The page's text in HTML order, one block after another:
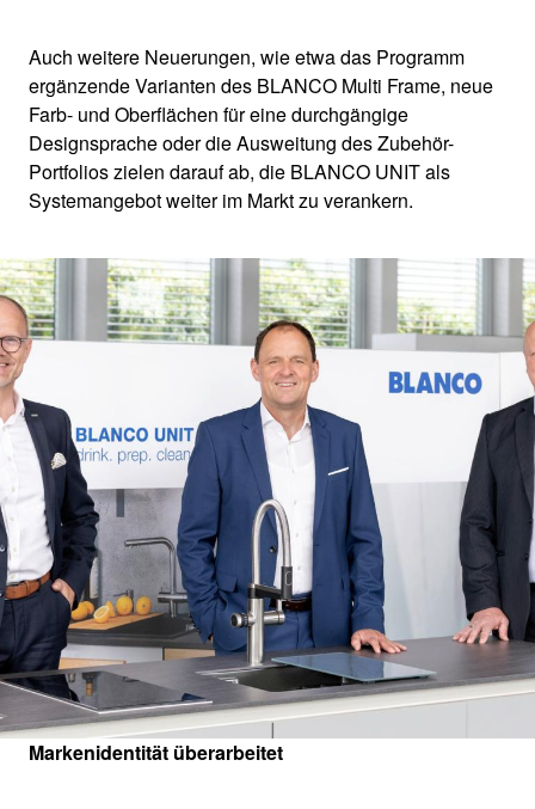
Auch weitere Neuerungen, wie etwa das Programm
ergänzende Varianten des BLANCO Multi Frame, neue
Farb- und Oberflächen für eine durchgängige
Designsprache oder die Ausweitung des Zubehör-
Portfolios zielen darauf ab, die BLANCO UNIT als
Systemangebot weiter im Markt zu verankern.
1 /0
Markenidentität überarbeitet